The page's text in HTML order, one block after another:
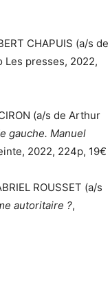
CHAPUIS (a/s de
Les presses, 2022,
(a/s de Arthur
gauche. Manuel
2022, 224p, 19€
ROUSSET (a/s
autoritaire ?,